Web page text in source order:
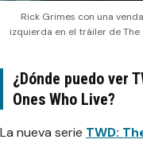
Rick Grimes con una
izquierda en el tráiler de The
¿Dónde puedo ver
Ones Who Live?
La nueva serie TWD: